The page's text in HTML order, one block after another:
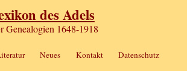
des Adels
Genealogien 1648-1918
Neues Kontakt Datenschutz